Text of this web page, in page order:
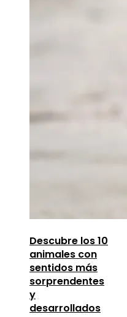
Descubre los 10
animales con
sentidos más
sorprendentes
y
desarrollados